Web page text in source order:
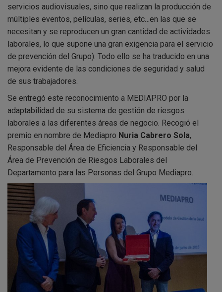
servicios audiovisuales, sino que realizan la producción de
múltiples eventos, películas, series, etc…en las que se
necesitan y se reproducen un gran cantidad de actividades
laborales, lo que supone una gran exigencia para el servicio
de prevención del Grupo). Todo ello se ha traducido en una
mejora evidente de las condiciones de seguridad y salud
de sus trabajadores.
Se entregó este reconocimiento a MEDIAPRO por la
adaptabilidad de su sistema de gestión de riesgos
laborales a las diferentes áreas de negocio. Recogió el
premio en nombre de Mediapro Nuria Cabrero Sola,
Responsable del Área de Eficiencia y Responsable del
Área de Prevención de Riesgos Laborales del
Departamento para las Personas del Grupo Mediapro.